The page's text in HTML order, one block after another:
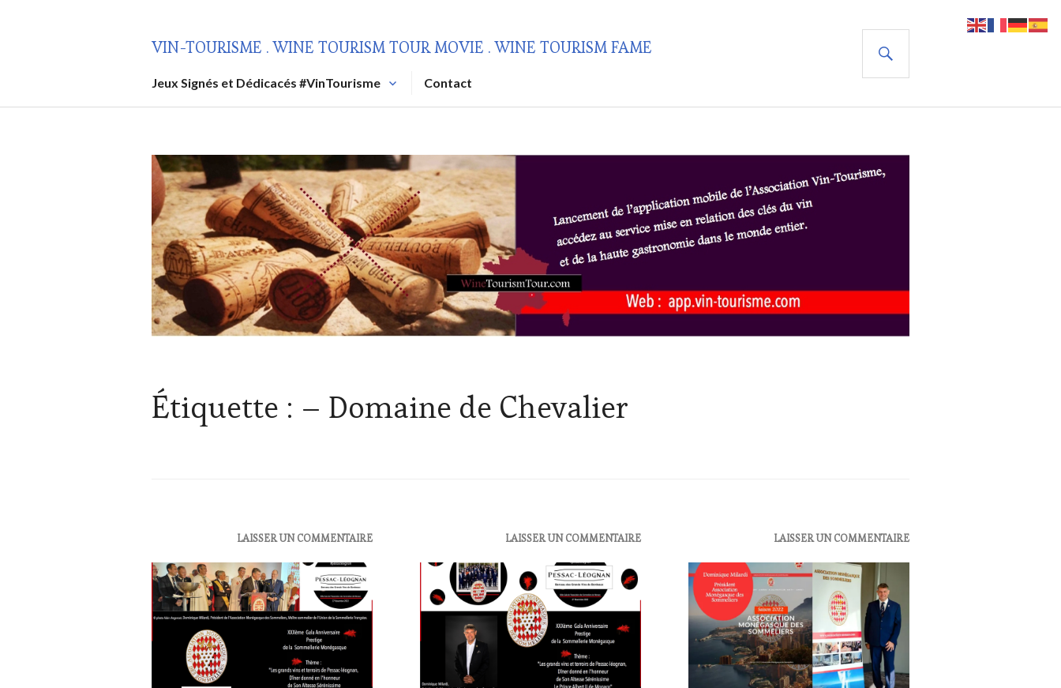
VIN-TOURISME . WINE TOURISM TOUR MOVIE . WINE TOURISM FAME
Jeux Signés et Dédicacés #VinTourisme Contact
Étiquette : – Domaine de Chevalier
HORS
ZONE
DE
CONFORT,
TASTING
LAISSER UN COMMENTAIRE
WINE
TASTING
VOUCHER,
DOMAINE
VITICOLE,
ADHÉRENT,
VIN
LAISSER UN COMMENTAIRE
:
WINE
TASTING
VOUCHER,
CULTURAL
,
DOMAINE
LAISSER UN COMMENTAIRE